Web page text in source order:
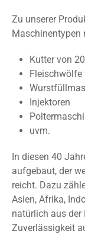
Zu unserer
Maschinentypen
Kutter von
Injektoren
uvm.
In diesen 40
aufgebaut, der
reicht. Dazu
Asien, Afrika,
natürlich aus der
Zuverlässigkeit